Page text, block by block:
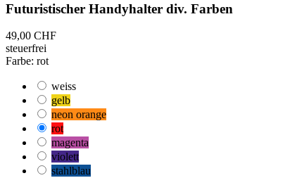
Futuristischer Handyhalter div. Farben
49,00 CHF
steuerfrei
Farbe: rot
weiss
gelb
neon orange
rot
magenta
violett
stahlblau